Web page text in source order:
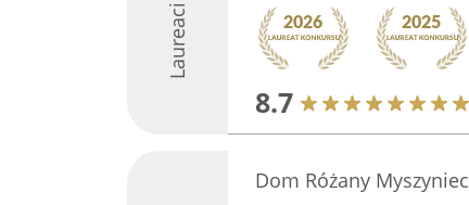
Laureaci
8.7
Dom Różany Myszyniec